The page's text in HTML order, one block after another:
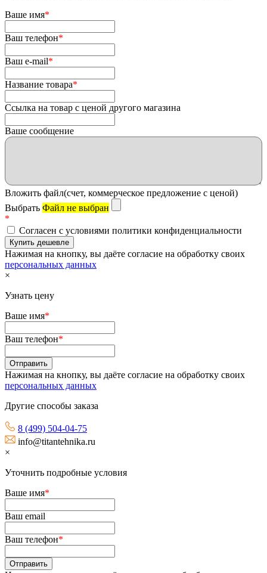
Ваше имя*
Ваш телефон*
Ваш e-mail*
Название товара*
Ссылка на товар с ценой другого магазина
Ваше сообщение
Вложить файл(счет, коммерческое предложение с ценой)
Выбрать Файл не выбран
*
Согласен с условиями политики конфиденциальности
Нажимая на кнопку, вы даёте согласие на обработку своих
персональных данных
×
Узнать цену
Ваше имя*
Ваш телефон*
Нажимая на кнопку, вы даёте согласие на обработку своих
персональных данных
Другие способы заказа
8 (499) 504-04-75
info@titantehnika.ru
×
Уточнить подробные условия
Ваше имя*
Ваш email
Ваш телефон*